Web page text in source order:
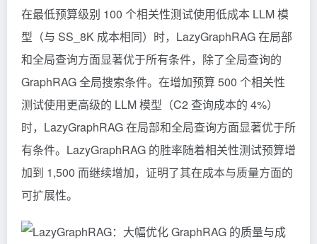
在最低预算级别 100 个相关性测试使用低成本 LLM 模
型（与 SS_8K 成本相同）时，LazyGraphRAG 在局部
和全局查询方面显著优于所有条件，除了全局查询的
GraphRAG 全局搜索条件。在增加预算 500 个相关性
测试使用更高级的 LLM 模型（C2 查询成本的 4%）
时，LazyGraphRAG 在局部和全局查询方面显著优于所
有条件。LazyGraphRAG 的胜率随着相关性测试预算增
加到 1,500 而继续增加，证明了其在成本与质量方面的
可扩展性。